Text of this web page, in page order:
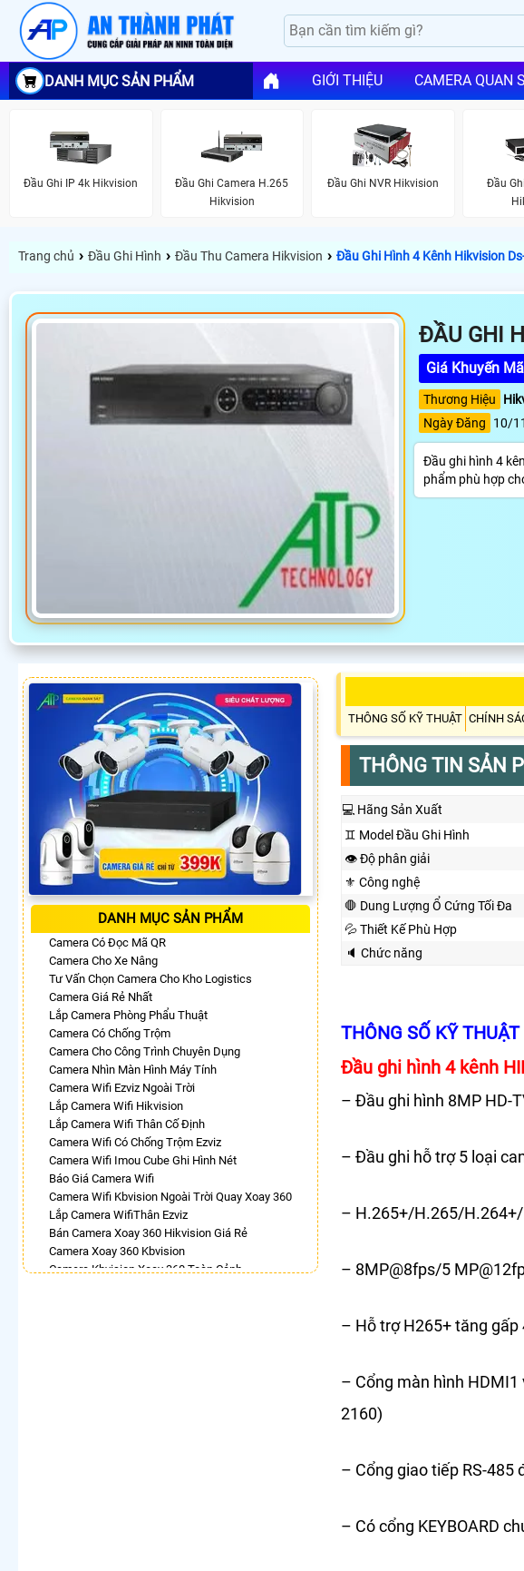
DANH MỤC SẢN PHẨM GIỚI THIỆU CAMERA QUAN
Đầu Ghi IP 4k Hikvision
Đầu Ghi Camera H.265
Hikvision
Đầu Ghi NVR Hikvision
Đầu
Trang chủ › Đầu Ghi Hình › Đầu Thu Camera Hikvision › Đầu Ghi Hình 4 Kênh Hikvision
ĐẦU GHI
Giá Khuyến
Thương Hiệu
Ngày Đăng
10/
Đầu ghi hình 4
phẩm phù hợp
DANH MỤC SẢN PHẨM
Camera Có Đọc Mã QR
Camera Cho Xe Nâng
Tư Vấn Chọn Camera Cho Kho Logistics
Camera Giá Rẻ Nhất
Lắp Camera Phòng Phẩu Thuật
Camera Có Chống Trộm
Camera Cho Công Trình Chuyên Dụng
Camera Nhìn Màn Hình Máy Tính
Camera Wifi Ezviz Ngoài Trời
Lắp Camera Wifi Hikvision
Lắp Camera Wifi Thân Cố Định
Camera Wifi Có Chống Trộm Ezviz
Camera Wifi Imou Cube Ghi Hình Nét
Báo Giá Camera Wifi
Camera Wifi Kbvision Ngoài Trời Quay Xoay 360
Lắp Camera WifiThân Ezviz
Bán Camera Xoay 360 Hikvision Giá Rẻ
Camera Xoay 360 Kbvision
Camera Kbvision Xoay 360 Toàn Cảnh
THÔNG SỐ KỸ THUẬT CHÍNH
THÔNG TIN SẢN
💻 Hãng Sản Xuất
♊ Model Đầu Ghi Hình
👁 Độ phân giải
⚜️ Công nghệ
🛑 Dung Lượng Ổ Cứng Tối Đa
💦 Thiết Kế Phù Hợp
🔈 Chức năng
THÔNG SỐ KỸ
Đầu ghi hình 4 kênh
– Đầu ghi hình 8MP HD-
– Đầu ghi hỗ trợ 5 loại
– H.265+/H.265/
– 8MP@8fps/5
– Hỗ trợ H265+ tăng
– Cổng màn hình HDMI1
2160)
– Cổng giao tiếp RS-485
– Có cổng KEYBOARD